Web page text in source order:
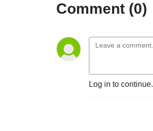
Comment (0)
Log in to continue.